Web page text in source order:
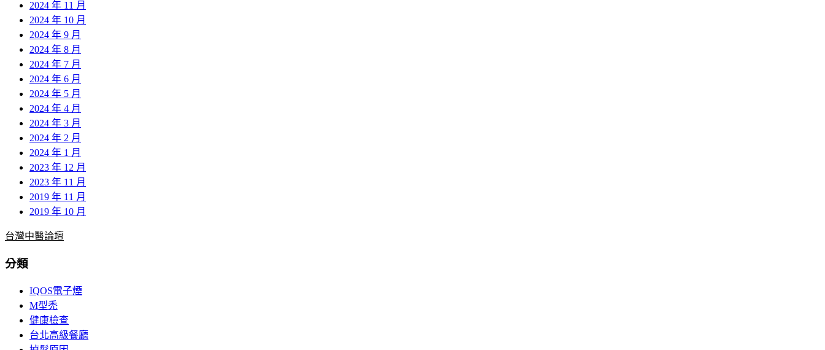
2024 年 11 月
2024 年 10 月
2024 年 9 月
2024 年 8 月
2024 年 7 月
2024 年 6 月
2024 年 5 月
2024 年 4 月
2024 年 3 月
2024 年 2 月
2024 年 1 月
2023 年 12 月
2023 年 11 月
2019 年 11 月
2019 年 10 月
台灣中醫論壇
分類
IQOS電子煙
M型禿
健康檢查
台北高級餐廳